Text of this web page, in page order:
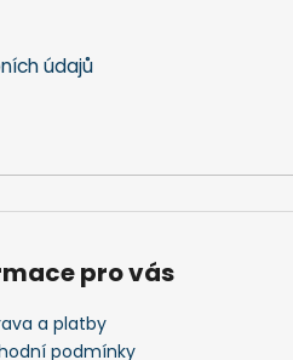
údajů
pro vás
a platby
podmínky